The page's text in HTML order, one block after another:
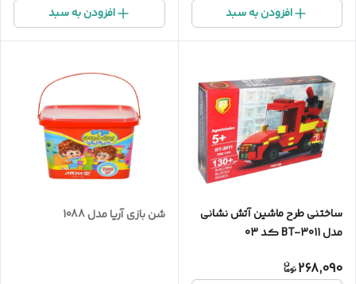
افزودن به سبد افزودن به سبد
ساختنی طرح ماشین آتش نشانی
مدل BT-3011 کد 03
268,090
شن بازی آریا مدل 1088